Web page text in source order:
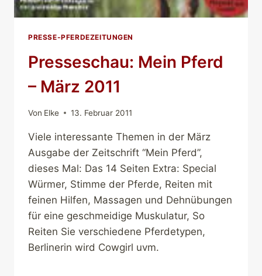
PRESSE-PFERDEZEITUNGEN
Presseschau: Mein Pferd
– März 2011
Von Elke 13. Februar 2011
Viele interessante Themen in der März
Ausgabe der Zeitschrift “Mein Pferd”,
dieses Mal: Das 14 Seiten Extra: Special
Würmer, Stimme der Pferde, Reiten mit
feinen Hilfen, Massagen und Dehnübungen
für eine geschmeidige Muskulatur, So
Reiten Sie verschiedene Pferdetypen,
Berlinerin wird Cowgirl uvm.